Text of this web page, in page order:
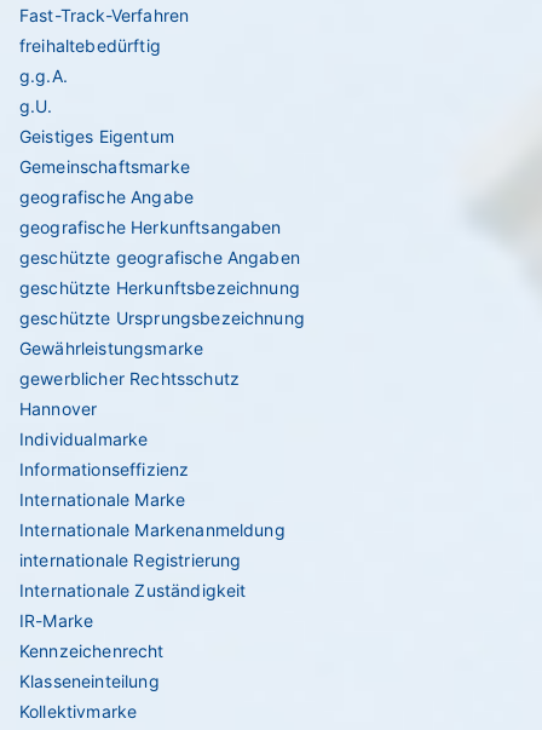
Fast-Track-Verfahren
freihaltebedürftig
g.g.A.
g.U.
Geistiges Eigentum
Gemeinschaftsmarke
geografische Angabe
geografische Herkunftsangaben
geschützte geografische Angaben
geschützte Herkunftsbezeichnung
geschützte Ursprungsbezeichnung
Gewährleistungsmarke
gewerblicher Rechtsschutz
Hannover
Individualmarke
Informationseffizienz
Internationale Marke
Internationale Markenanmeldung
internationale Registrierung
Internationale Zuständigkeit
IR-Marke
Kennzeichenrecht
Klasseneinteilung
Kollektivmarke